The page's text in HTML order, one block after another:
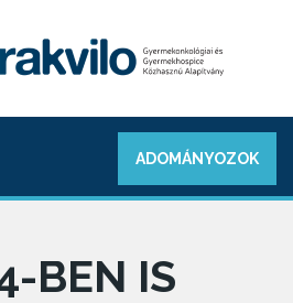
ADOMÁNYOZOK
BEN IS